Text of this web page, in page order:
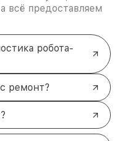
всё предоставляем
робота-
ремонт?